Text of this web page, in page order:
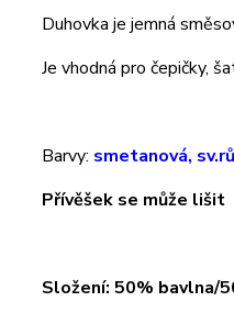
Duhovka je jemná
Je vhodná pro čepičky,
Barvy: smetanová,
Přívěšek se může lišit
Složení: 50% bavlna/